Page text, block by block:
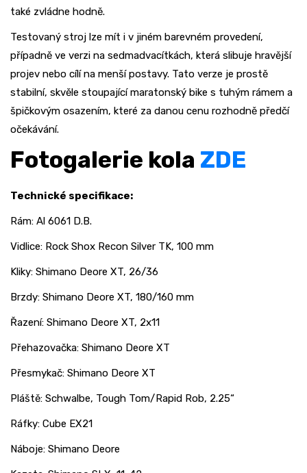
také zvládne hodně.
Testovaný stroj lze mít i v jiném barevném provedení,
případně ve verzi na sedmadvacítkách, která slibuje hravější
projev nebo cílí na menší postavy. Tato verze je prostě
stabilní, skvěle stoupající maratonský bike s tuhým rámem a
špičkovým osazením, které za danou cenu rozhodně předčí
očekávání.
Fotogalerie kola ZDE
Technické specifikace:
Rám: Al 6061 D.B.
Vidlice: Rock Shox Recon Silver TK, 100 mm
Kliky: Shimano Deore XT, 26/36
Brzdy: Shimano Deore XT, 180/160 mm
Řazení: Shimano Deore XT, 2x11
Přehazovačka: Shimano Deore XT
Přesmykač: Shimano Deore XT
Pláště: Schwalbe, Tough Tom/Rapid Rob, 2.25“
Ráfky: Cube EX21
Náboje: Shimano Deore